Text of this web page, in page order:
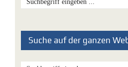
Suche auf der ganzen